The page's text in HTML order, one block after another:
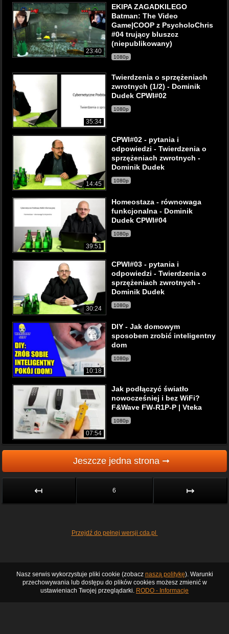
23:40
EKIPA ZAGADKILEGO
Batman: The Video
Game|COOP z PsycholoChris
#04 trujący bluszcz
(niepublikowany)
1080p
35:34
Twierdzenia o sprzężeniach
zwrotnych (1/2) - Dominik
Dudek CPWI#02
1080p
14:45
CPWI#02 - pytania i
odpowiedzi - Twierdzenia o
sprzężeniach zwrotnych -
Dominik Dudek
1080p
39:51
Homeostaza - równowaga
funkcjonalna - Dominik
Dudek CPWI#04
1080p
30:24
CPWI#03 - pytania i
odpowiedzi - Twierdzenia o
sprzężeniach zwrotnych -
Dominik Dudek
1080p
10:18
DIY - Jak domowym
sposobem zrobić inteligentny
dom
1080p
07:54
Jak podłączyć światło
nowocześniej i bez WiFi?
F&Wave FW-R1P-P | Vteka
1080p
Jeszcze jedna strona ➞
↤ 6 ↦
Przejdź do pełnej wersji cda.pl
Nasz serwis wykorzystuje pliki cookie (zobacz naszą politykę). Warunki
przechowywania lub dostępu do plików cookies możesz zmienić w
ustawieniach Twojej przeglądarki. RODO - Informacje